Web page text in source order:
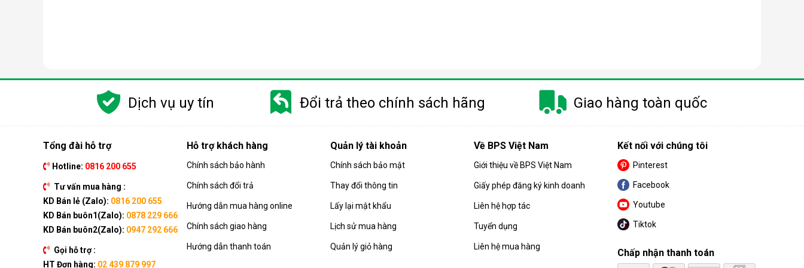
Harison hcd 504b
504
Harison hcd 720b
720
Ứng dụng của máy hút ẩm Harison
Hút ẩm trong các phòng, kho tài liệu.
Xử lý ẩm trong nhà xưởng sản xuất, lắp ráp linh kiện, đồ điện tử.
Xử lý và duy trì độ ẩm trong ngành hóa chất, sản xuất giấy, cao su.
Hút ẩm trong nhà xưởng dệt may, giày da...
Dịch vụ uy tín Đổi trả theo chính sách hãng Giao hàng toàn quốc
Tổng đài hỗ trợ
Hotline: 0816 200 655
Tư vấn mua hàng :
KD Bán lẻ (Zalo): 0816 200 655
KD Bán buôn1(Zalo): 0878 229 666
KD Bán buôn2(Zalo): 0947 292 666
Gọi hỗ trợ :
HT Đơn hàng: 02 439 879 997
Hỗ trợ khách hàng
Chính sách bảo hành
Chính sách đổi trả
Hướng dẫn mua hàng online
Chính sách giao hàng
Hướng dẫn thanh toán
Quản lý tài khoản
Chính sách bảo mật
Thay đổi thông tin
Lấy lại mật khẩu
Lịch sử mua hàng
Quản lý giỏ hàng
Về BPS Việt Nam
Giới thiệu về BPS Việt Nam
Giấy phép đăng ký kinh doanh
Liên hệ hợp tác
Tuyển dụng
Liên hệ mua hàng
Kết nối với chúng tôi
Pinterest
Facebook
Youtube
Tiktok
Chấp nhận thanh toán